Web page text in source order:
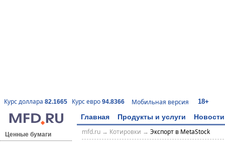
Курс доллара 82.1665 Курс евро 94.8366 Мобильная версия 18+
Главная Продукты и услуги Новости
Ценные бумаги
mfd.ru→ Котировки → Экспорт в MetaStock